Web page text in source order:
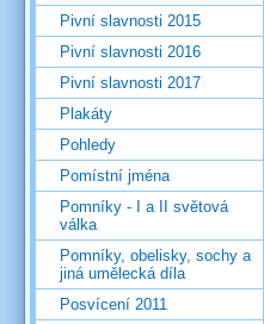
Pivní slavnosti 2015
Pivní slavnosti 2016
Pivní slavnosti 2017
Plakáty
Pohledy
Pomístní jména
Pomníky - I a II světová
válka
Pomníky, obelisky, sochy a
jiná umělecká díla
Posvícení 2011